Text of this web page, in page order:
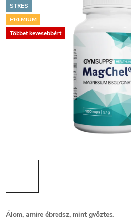
STRES
PREMIUM
Többet kevesebbért
Álom, amire ébredsz, mint győztes.